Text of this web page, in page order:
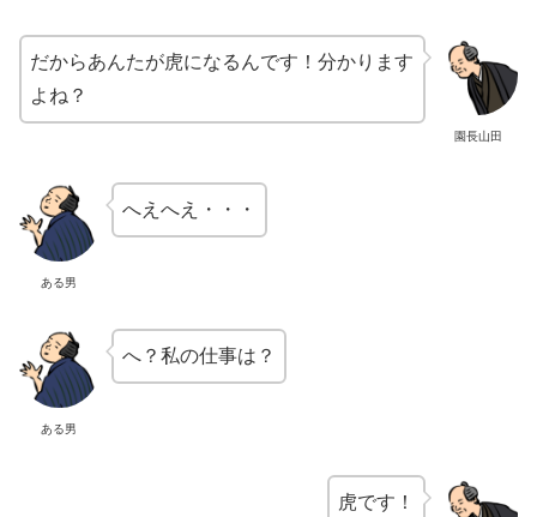
園長山田
だからあんたが虎になるんです！分かります
よね？
ある男
へえへえ・・・
ある男
へ？私の仕事は？
虎です！